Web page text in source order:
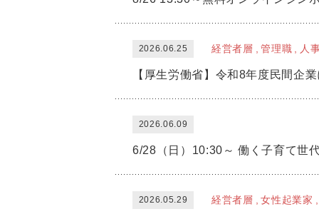
2026.06.25 経営者層 管理職 人
2026.06.09
2026.05.29 経営者層 女性起業家